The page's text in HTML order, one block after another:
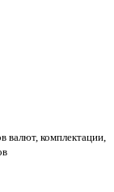
валют, комплектации,